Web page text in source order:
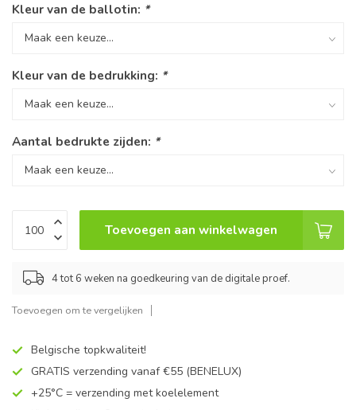
Kleur van de ballotin: *
Kleur van de bedrukking: *
Aantal bedrukte zijden: *
Toevoegen aan winkelwagen
4 tot 6 weken na goedkeuring van de digitale proef.
Toevoegen om te vergelijken
Belgische topkwaliteit!
GRATIS verzending vanaf €55 (BENELUX)
+25°C = verzending met koelelement